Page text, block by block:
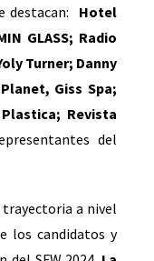
destacan: Hotel
GLASS; Radio
Turner; Danny
Giss Spa;
Revista
del
trayectoria a nivel
los candidatos y